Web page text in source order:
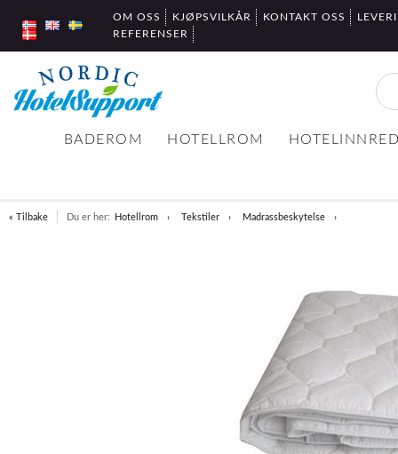
OM OSS KJØPSVILKÅR KONTAKT OSS
REFERENSER
BADEROM HOTELLROM
« Tilbake Du er her: Hotellrom Tekstiler Madrassbeskytelse